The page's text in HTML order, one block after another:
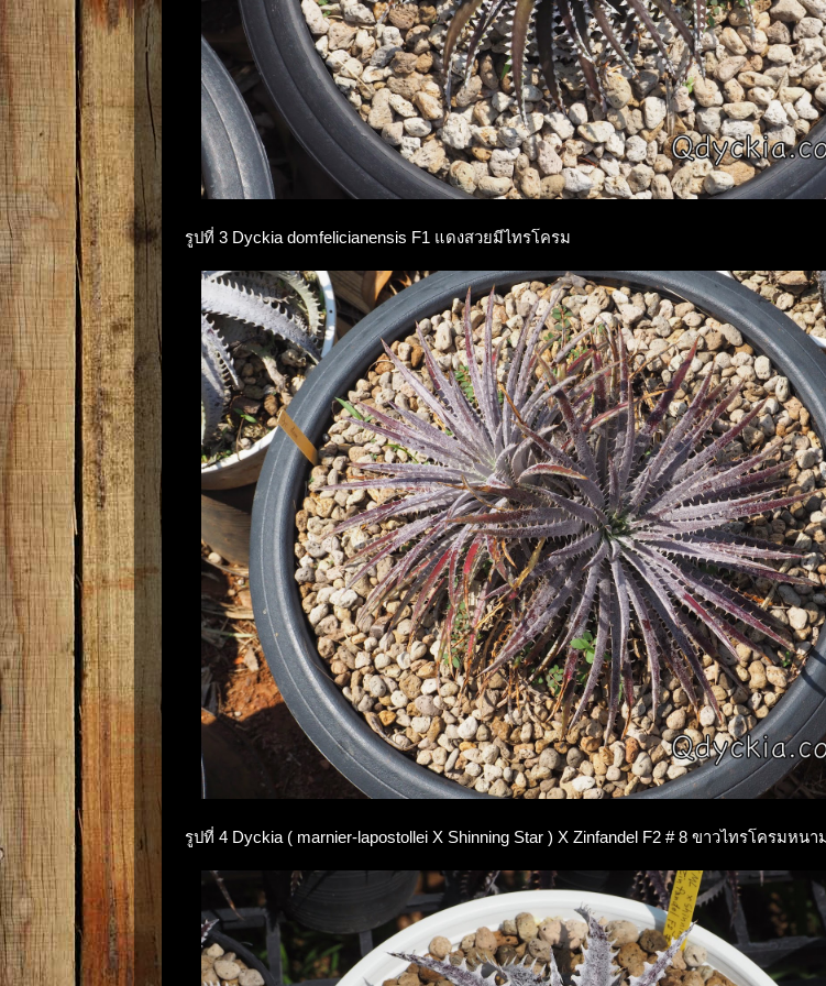
รูปที่ 3 Dyckia domfelicianensis F1 แดงสวยมีไทรโครม
รูปที่ 4 Dyckia ( marnier-lapostollei X Shinning Star ) X Zinfandel F2 # 8 ขาวไทรโครมหนา